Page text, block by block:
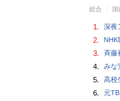
総合 国
1. 深夜
2.
3. 斉藤
4. みな
5. 高校
6. 元